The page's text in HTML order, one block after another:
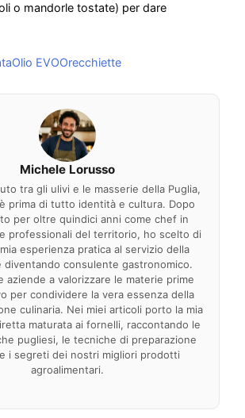
o mandorle tostate) per dare
Olio EVOOrecchiette
Michele Lorusso
tra gli ulivi e le masserie della Puglia,
prima di tutto identità e cultura. Dopo
per oltre quindici anni come chef in
professionali del territorio, ho scelto di
esperienza pratica al servizio della
diventando consulente gastronomico.
aziende a valorizzare le materie prime
per condividere la vera essenza della
culinaria. Nei miei articoli porto la mia
maturata ai fornelli, raccontando le
pugliesi, le tecniche di preparazione
i segreti dei nostri migliori prodotti
agroalimentari.